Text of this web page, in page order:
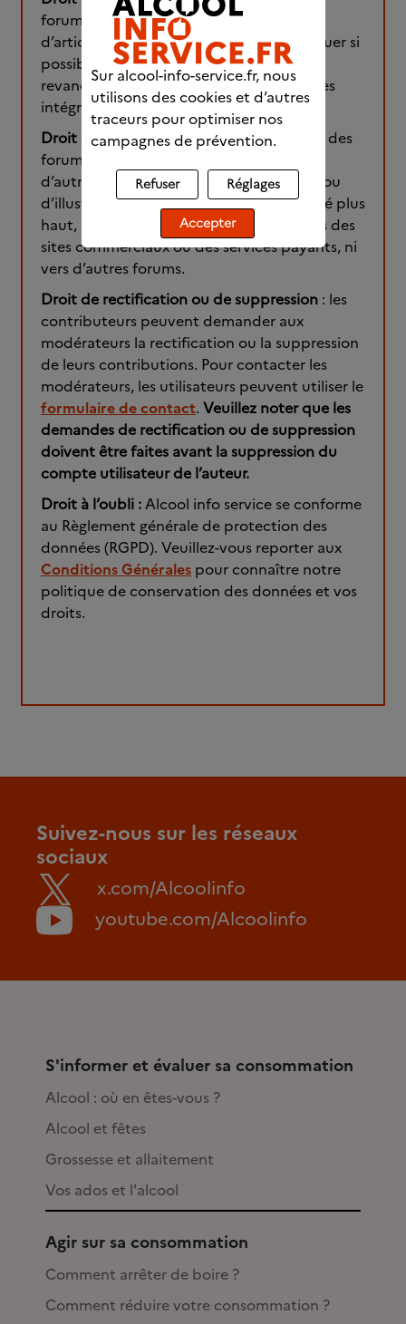
forums peuvent citer de courts extraits
d’articles ou d’ouvrages. Ils doivent indiquer si
possible la source de la citation. Il est en
revanche interdit de reproduire des textes
intégraux.
Droit de faire des liens : les contributeurs des
forums peuvent proposer des liens vers
d’autres sites dans un but d’information ou
d’illustration. Cependant, comme indiqué plus
haut, les liens ne doivent pas pointer vers des
sites commerciaux ou des services payants, ni
vers d’autres forums.
Droit de rectification ou de suppression : les
contributeurs peuvent demander aux
modérateurs la rectification ou la suppression
de leurs contributions. Pour contacter les
modérateurs, les utilisateurs peuvent utiliser le
formulaire de contact. Veuillez noter que les
demandes de rectification ou de suppression
doivent être faites avant la suppression du
compte utilisateur de l’auteur.
Droit à l’oubli :Alcool info service se conforme
au Règlement générale de protection des
données (RGPD). Veuillez-vous reporter aux
Conditions Générales pour connaître notre
politique de conservation des données et vos
droits.
Suivez-nous sur les réseaux
sociaux
x.com/Alcoolinfo
youtube.com/Alcoolinfo
S'informer et évaluer sa consommation
Alcool : où en êtes-vous ?
Alcool et fêtes
Grossesse et allaitement
Vos ados et l'alcool
Agir sur sa consommation
Comment arrêter de boire ?
Comment réduire votre consommation ?
Sur alcool-info-service.fr, nous
utilisons des cookies et d’autres
traceurs pour optimiser nos
campagnes de prévention.
Refuser Réglages
Accepter